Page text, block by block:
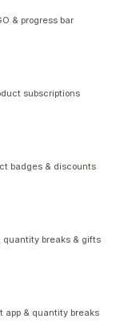
& progress bar
subscriptions
badges & discounts
quantity breaks & gifts
app & quantity breaks